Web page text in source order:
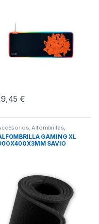
€
,Alfombrillas,
GAMING XL
SAVIO